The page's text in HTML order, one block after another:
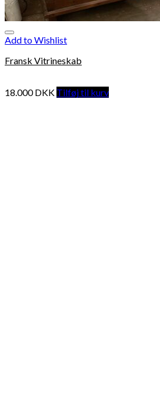
Add to Wishlist
Fransk Vitrineskab
18.000DKK Tilføj til kurv